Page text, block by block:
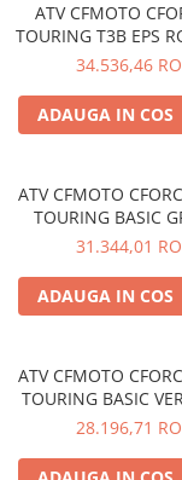
200 - 400 cmc. (8)
400 - 600 cmc. (65)
600 - 800 cmc. (29)
800 - 1000 cmc. (81)
SCUTERE
ATV COPII
MOTO COPII
RYKER
ATV CFMOTO
TOURING T3B EPS
34.536,46
ADAUGA IN COS
ATV CFMOTO
TOURING BASIC
31.344,01
ADAUGA IN COS
ATV CFMOTO
TOURING BASIC
28.196,71